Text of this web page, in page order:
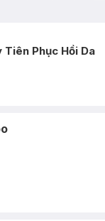
Tiên Phục Hồi Da